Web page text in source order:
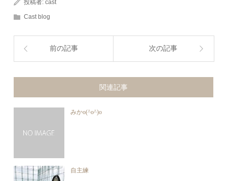
投稿者:cast
Cast blog
前の記事 次の記事
関連記事
みかo(^o^)o
自主練